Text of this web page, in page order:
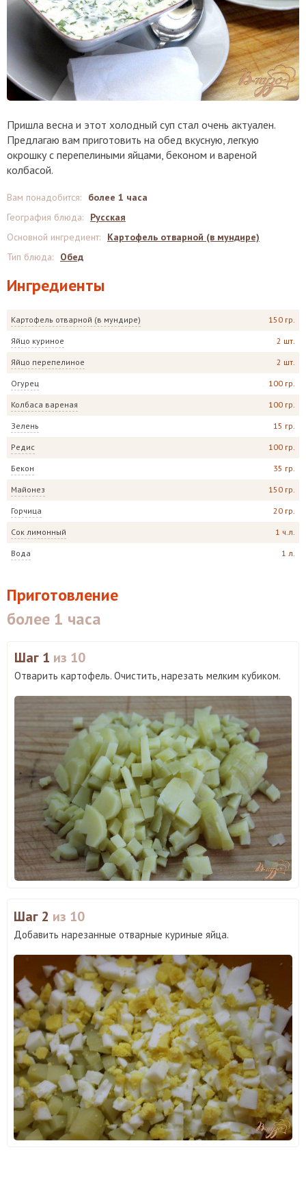
Пришла весна и этот холодный суп стал очень актуален.
Предлагаю вам приготовить на обед вкусную, легкую
окрошку с перепелиными яйцами, беконом и вареной
колбасой.
Ингредиенты
Картофель отварной (в мундире) 150 гр.
Яйцо куриное 2 шт.
Яйцо перепелиное 2 шт.
Огурец 100 гр.
Колбаса вареная 100 гр.
Зелень 15 гр.
Редис 100 гр.
Бекон 35 гр.
Майонез 150 гр.
Горчица 20 гр.
Сок лимонный 1 ч.л.
Вода 1 л.
Вам понадобится:
более 1 часа
География блюда:
Русская
Основной ингредиент:
Картофель отварной (в мундире)
Тип блюда: Обед
Приготовление
более 1 часа
Шаг 1 из 10
Отварить картофель. Очистить, нарезать мелким кубиком.
Шаг 2 из 10
Добавить нарезанные отварные куриные яйца.